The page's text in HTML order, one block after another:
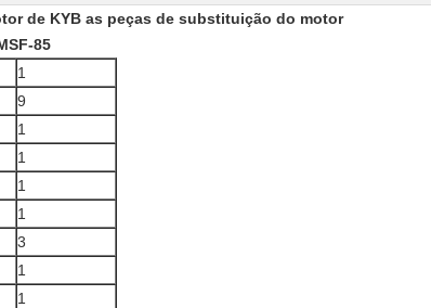
de KYB as peças de substituição do motor
85
1
9
1
1
1
1
3
1
1